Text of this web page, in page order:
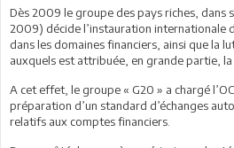
Dès 2009 le groupe des pays riches, dans
2009) décide l’instauration internationale
dans les domaines financiers, ainsi que la
auxquels est attribuée, en grande partie,
A cet effet, le groupe « G20 » a chargé
préparation d’un standard d’échanges
relatifs aux comptes financiers.